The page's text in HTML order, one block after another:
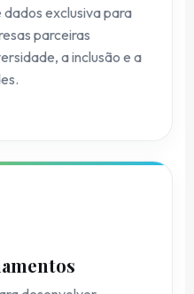
dados exclusiva para
parceiras
a inclusão e a